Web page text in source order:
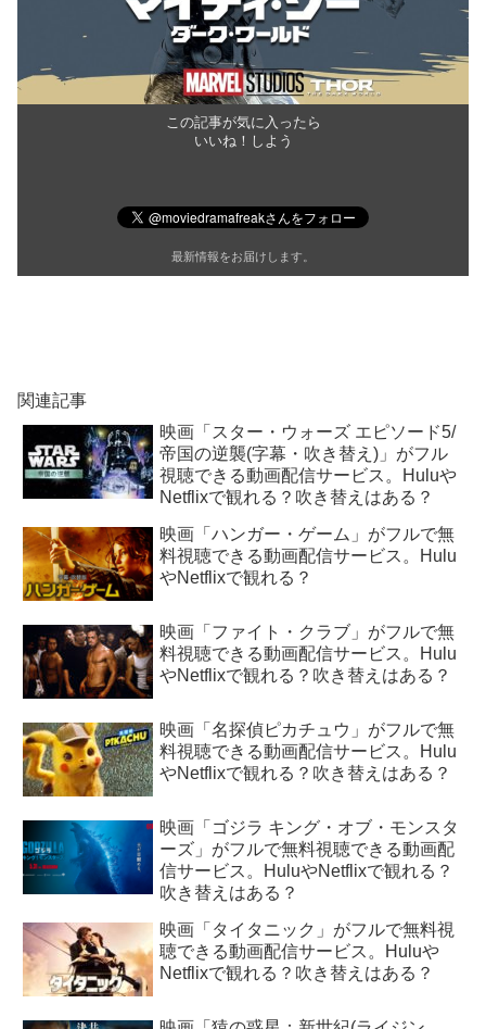
この記事が気に入ったら
いいね！しよう
最新情報をお届けします。
関連記事
映画「スター・ウォーズ エピソード5/
帝国の逆襲(字幕・吹き替え)」がフル
視聴できる動画配信サービス。Huluや
Netflixで観れる？吹き替えはある？
映画「ハンガー・ゲーム」がフルで無
料視聴できる動画配信サービス。Hulu
やNetflixで観れる？
映画「ファイト・クラブ」がフルで無
料視聴できる動画配信サービス。Hulu
やNetflixで観れる？吹き替えはある？
映画「名探偵ピカチュウ」がフルで無
料視聴できる動画配信サービス。Hulu
やNetflixで観れる？吹き替えはある？
映画「ゴジラ キング・オブ・モンスタ
ーズ」がフルで無料視聴できる動画配
信サービス。HuluやNetflixで観れる？
吹き替えはある？
映画「タイタニック」がフルで無料視
聴できる動画配信サービス。Huluや
Netflixで観れる？吹き替えはある？